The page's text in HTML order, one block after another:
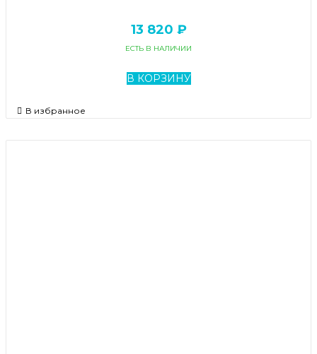
13 820 ₽
ЕСТЬ В НАЛИЧИИ
В КОРЗИНУ
В избранное